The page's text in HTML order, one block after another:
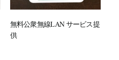
無料公衆無線LAN サービス提
供